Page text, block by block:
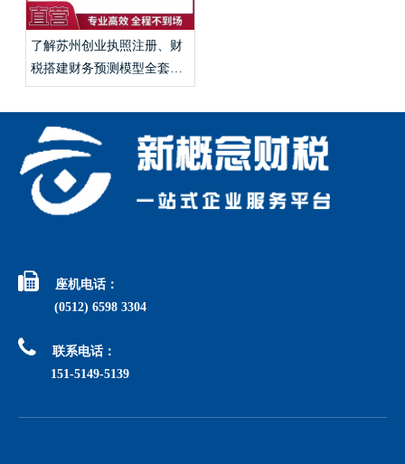
了解苏州创业执照注册、财
税搭建财务预测模型全套手
续？

座机电话：
(0512) 6598 3304

联系电话：
151-5149-5139